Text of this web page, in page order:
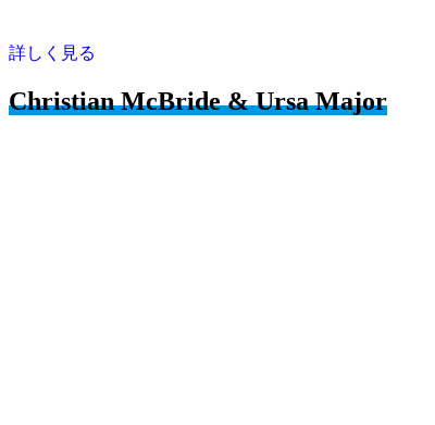
詳しく見る
Christian McBride & Ursa Major